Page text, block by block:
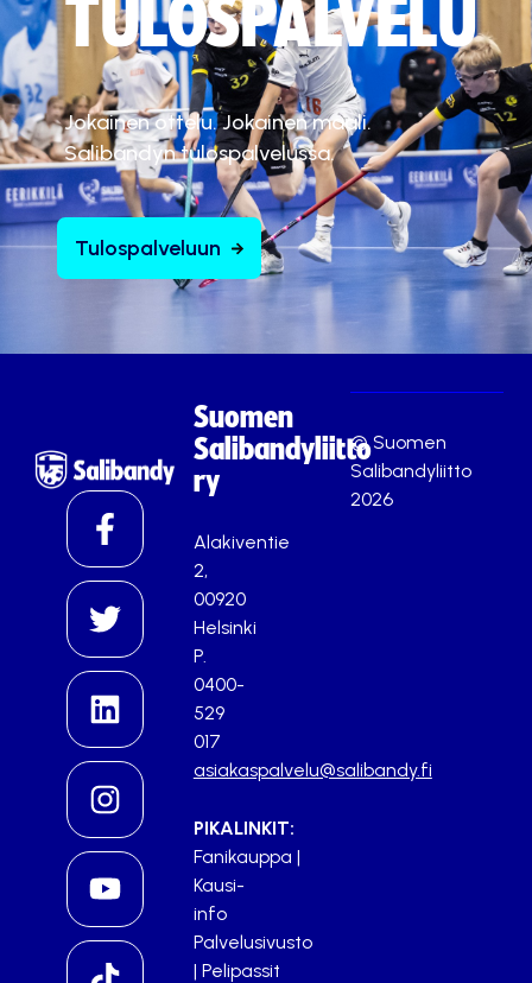
TULOSPALVELU
Jokainen ottelu. Jokainen maali.
Salibandyn tulospalvelussa.
Tulospalveluun
Suomen
Salibandyliitto
ry
Alakiventie
2,
00920
Helsinki
P.
0400-
529
017
asiakaspalvelu@salibandy.fi
PIKALINKIT:
Fanikauppa |
Kausi-
info
Palvelusivusto
| Pelipassit
© Suomen
Salibandyliitto
2026